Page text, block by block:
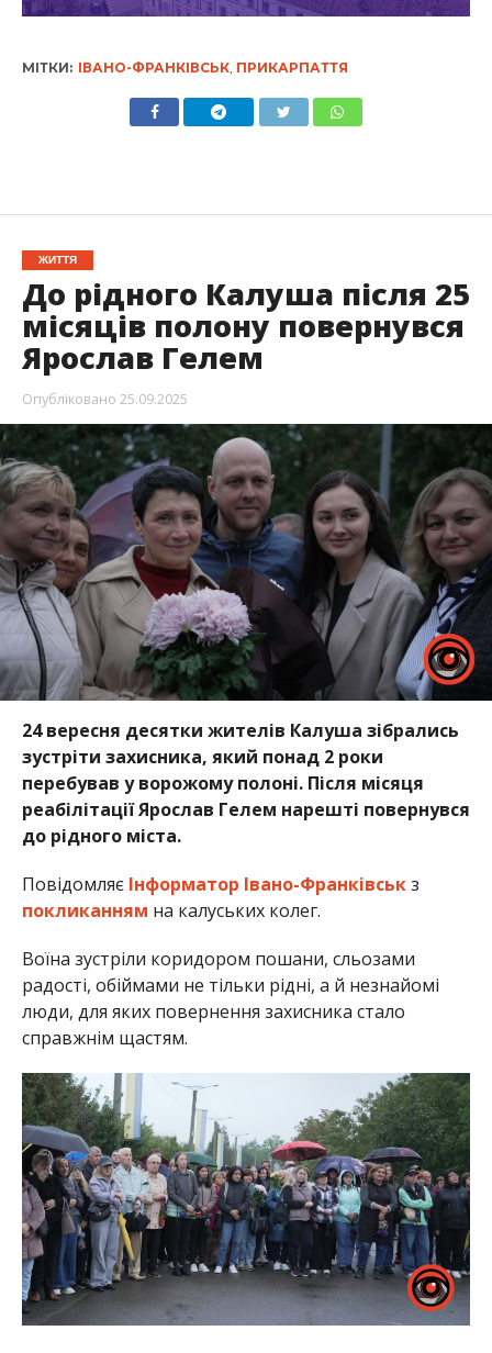
МІТКИ: ІВАНО-ФРАНКІВСЬК, ПРИКАРПАТТЯ
ЖИТТЯ
До рідного Калуша після 25
місяців полону повернувся
Ярослав Гелем
Опубліковано 25.09.2025
24 вересня десятки жителів Калуша зібрались
зустріти захисника, який понад 2 роки
перебував у ворожому полоні. Після місяця
реабілітації Ярослав Гелем нарешті повернувся
до рідного міста.
Повідомляє Інформатор Івано-Франківськз
покликанням на калуських колег.
Воїна зустріли коридором пошани, сльозами
радості, обіймами не тільки рідні, а й незнайомі
люди, для яких повернення захисника стало
справжнім щастям.